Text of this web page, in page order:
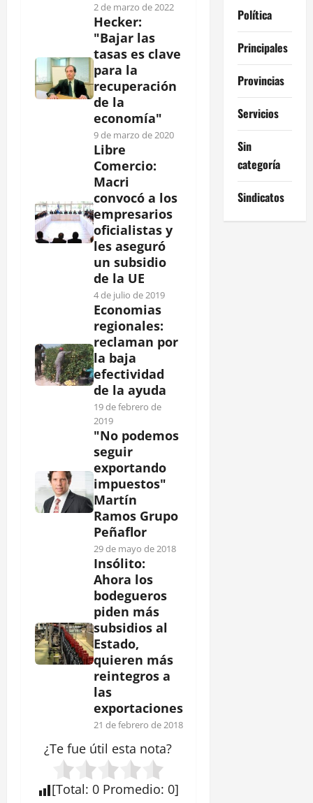
2 de marzo de 2022
Hecker:
"Bajar las
tasas es clave
para la
recuperación
de la
economía"
9 de marzo de 2020
Libre
Comercio:
Macri
convocó a los
empresarios
oficialistas y
les aseguró
un subsidio
de la UE
4 de julio de 2019
Economias
regionales:
reclaman por
la baja
efectividad
de la ayuda
19 de febrero de
2019
"No podemos
seguir
exportando
impuestos"
Martín
Ramos Grupo
Peñaflor
29 de mayo de 2018
Insólito:
Ahora los
bodegueros
piden más
subsidios al
Estado,
quieren más
reintegros a
las
exportaciones
21 de febrero de 2018
¿Te fue útil esta nota?
[Total: 0 Promedio: 0]
Política
Principales
Provincias
Servicios
Sin
categoría
Sindicatos